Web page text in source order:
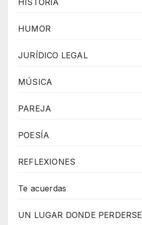
H
L
A
I
L
Y
R
HUMOR
JURÍDICO LEGAL
MÚSICA
PAREJA
POESÍA
REFLEXIONES
Te acuerdas
UN LUGAR DONDE PERDERSE